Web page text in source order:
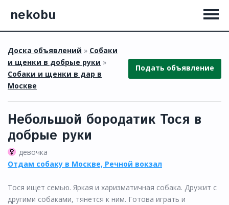
nekobu
Доска объявлений » Собаки
и щенки в добрые руки »
Собаки и щенки в дар в
Москве
Подать объявление
Небольшой бородатик Тося в
добрые руки
девочка
Отдам собаку в Москве, Речной вокзал
Тося ищет семью. Яркая и харизматичная собака. Дружит с
другими собаками, тянется к ним. Готова играть и